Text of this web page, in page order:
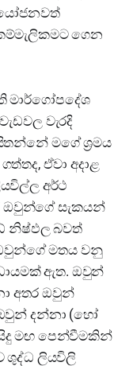
ගෙන
මාර්ගෝපදේශ
වැරදි
මගේ ශ්‍රමය
ඒවා අදාළ
අර්ථ
ඔවුන්ගේ සැකයන්
නිෂ්ඵල බවත්
මතය වනු
ඇත. ඔවුන්
අතර ඔවුන්
දන්නා (හෝ
මඟ පෙන්වීමකින්
ලියවිලි